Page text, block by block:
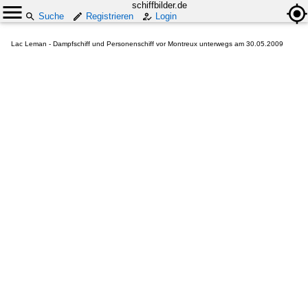
schiffbilder.de
Suche
Registrieren Login
Lac Leman - Dampfschiff und Personenschiff vor Montreux unterwegs am 30.05.2009